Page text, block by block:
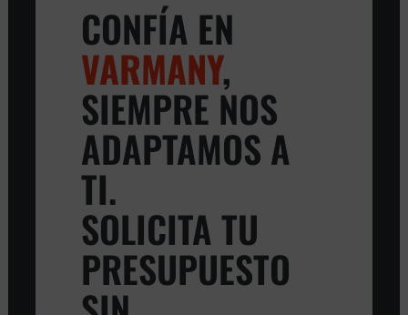
CONFÍA EN
VARMANY,
SIEMPRE NOS
ADAPTAMOS A
TI.
SOLICITA TU
PRESUPUESTO